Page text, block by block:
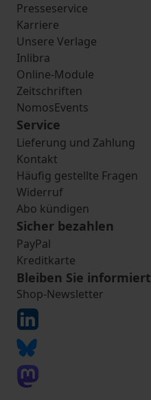
Presseservice
Karriere
Unsere Verlage
Inlibra
Online-Module
Zeitschriften
NomosEvents
Service
Lieferung und Zahlung
Kontakt
Häufig gestellte Fragen
Widerruf
Abo kündigen
Sicher bezahlen
PayPal
Kreditkarte
Bleiben Sie informiert
Shop-Newsletter